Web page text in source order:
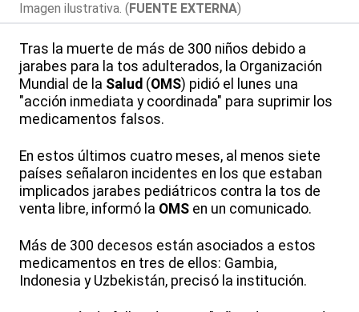
Imagen ilustrativa. (FUENTE EXTERNA)
Tras la muerte de más de 300 niños debido a
jarabes para la tos adulterados, la Organización
Mundial de la Salud (OMS) pidió el lunes una
"acción inmediata y coordinada" para suprimir los
medicamentos falsos.
En estos últimos cuatro meses, al menos siete
países señalaron incidentes en los que estaban
implicados jarabes pediátricos contra la tos de
venta libre, informó la OMS en un comunicado.
Más de 300 decesos están asociados a estos
medicamentos en tres de ellos: Gambia,
Indonesia y Uzbekistán, precisó la institución.